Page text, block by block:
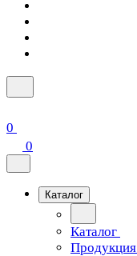
0
0
Каталог
Каталог
Продукция